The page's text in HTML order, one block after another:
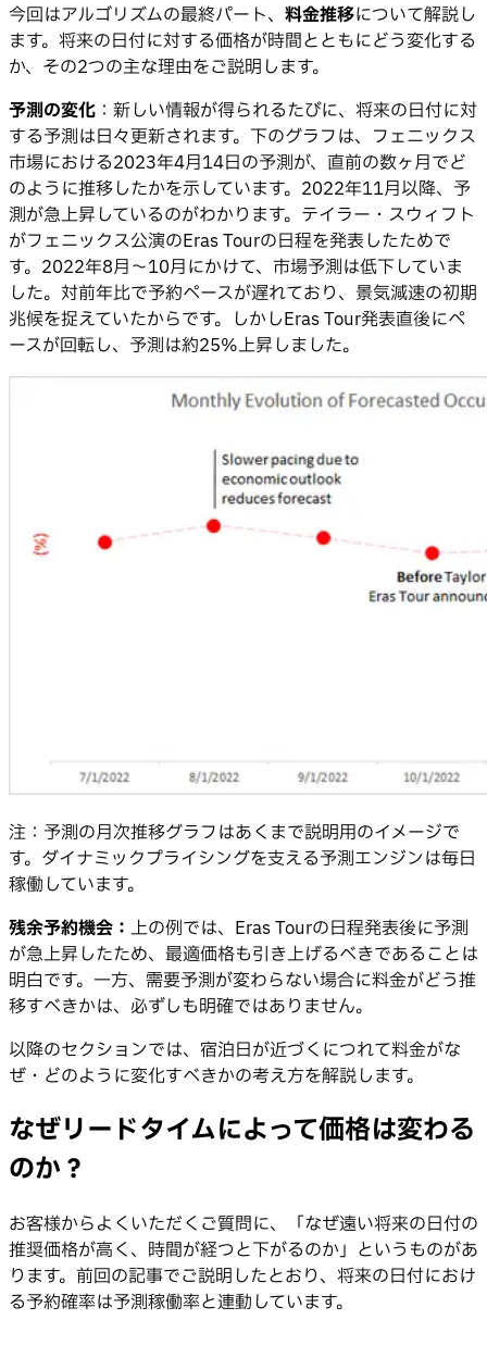
今回はアルゴリズムの最終パート、 料金推移について解説し
ます。将来の日付に対する価格が時間とともにどう変化する
か、その2つの主な理由をご説明します。
予測の変化 ：新しい情報が得られるたびに、将来の日付に対
する予測は日々更新されます。下のグラフは、フェニックス
市場における2023年4月14日の予測が、直前の数ヶ月でど
のように推移したかを示しています。2022年11月以降、予
測が急上昇しているのがわかります。テイラー・スウィフト
がフェニックス公演のEras Tourの日程を発表したためで
す。2022年8月〜10月にかけて、市場予測は低下していま
した。対前年比で予約ペースが遅れており、景気減速の初期
兆候を捉えていたからです。しかしEras Tour発表直後にペ
ースが回転し、予測は約25%上昇しました。
注：予測の月次推移グラフはあくまで説明用のイメージで
す。ダイナミックプライシングを支える予測エンジンは毎日
稼働しています。
残余予約機会： 上の例では、Eras Tourの日程発表後に予測
が急上昇したため、最適価格も引き上げるべきであることは
明白です。一方、需要予測が変わらない場合に料金がどう推
移すべきかは、必ずしも明確ではありません。
以降のセクションでは、宿泊日が近づくにつれて料金がな
ぜ・どのように変化すべきかの考え方を解説します。
なぜリードタイムによって価格は変わる
のか？
お客様からよくいただくご質問に、「なぜ遠い将来の日付の
推奨価格が高く、時間が経つと下がるのか」というものがあ
ります。前回の記事でご説明したとおり、将来の日付におけ
る予約確率は予測稼働率と連動しています。